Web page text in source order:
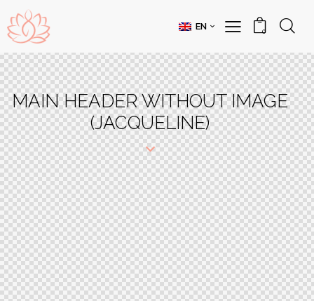
EN 0
MAIN HEADER WITHOUT IMAGE
(JACQUELINE)